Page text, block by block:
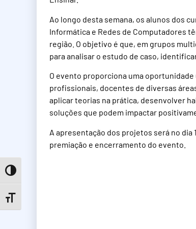
Toggle High Contrast
Toggle Font size
Ao longo desta semana, os alunos dos
Informática e Redes de Computadores
região. O objetivo é que, em grupos
para analisar o estudo de caso,
O evento proporciona uma
profissionais, docentes de diversas
aplicar teorias na prática, desenvolver
soluções que podem impactar
A apresentação dos projetos será no
premiação e encerramento do evento.